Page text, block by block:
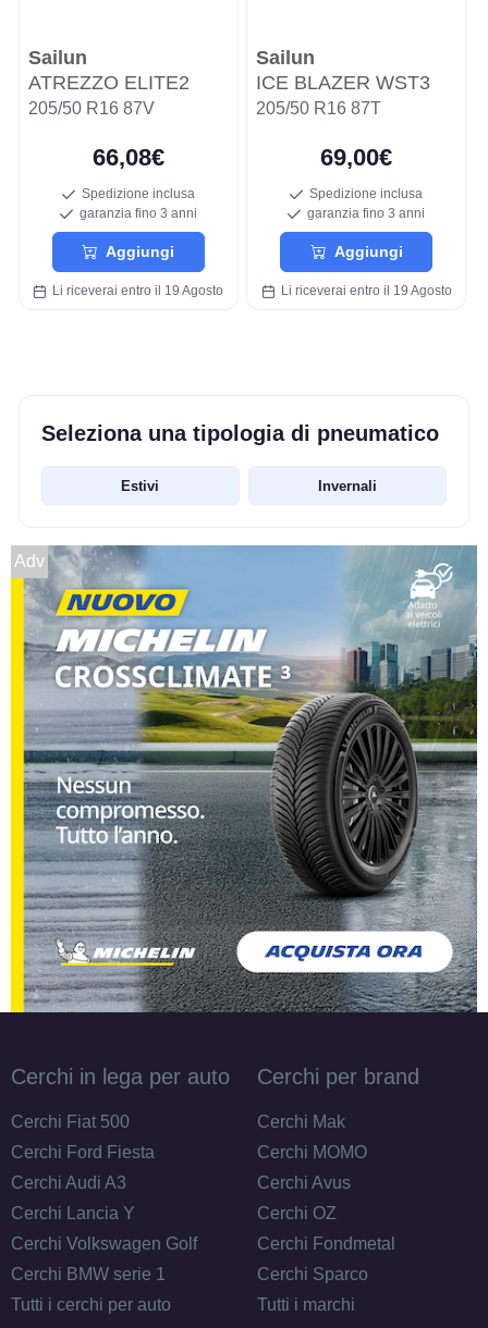
Sailun
ATREZZO ELITE2
205/50 R16 87V
66,08€
Spedizione inclusa
garanzia fino 3 anni
Aggiungi
Li riceverai entro il 19 Agosto
Sailun
ICE BLAZER WST3
205/50 R16 87T
69,00€
Spedizione inclusa
garanzia fino 3 anni
Aggiungi
Li riceverai entro il 19 Agosto
Seleziona una tipologia di pneumatico
Estivi Invernali
Adv
Cerchi in lega per auto
Cerchi Fiat 500
Cerchi Ford Fiesta
Cerchi Audi A3
Cerchi Lancia Y
Cerchi Volkswagen Golf
Cerchi BMW serie 1
Tutti i cerchi per auto
Cerchi per brand
Cerchi Mak
Cerchi MOMO
Cerchi Avus
Cerchi OZ
Cerchi Fondmetal
Cerchi Sparco
Tutti i marchi